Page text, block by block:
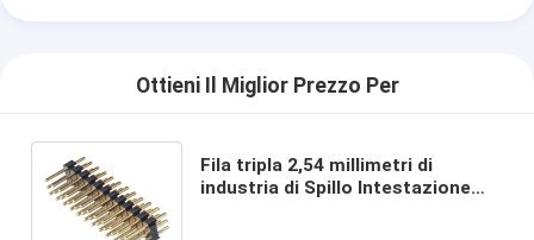
Ottieni Il Miglior Prezzo Per
Fila tripla 2,54 millimetri di
industria di Spillo Intestazione